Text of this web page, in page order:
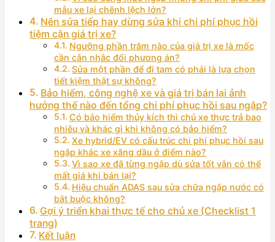
mẫu xe lại chênh lệch lớn?
Nên sửa tiếp hay dừng sửa khi chi phí phục hồi
tiệm cận giá trị xe?
Ngưỡng phần trăm nào của giá trị xe là mốc
cần cân nhắc đổi phương án?
Sửa một phần để đi tạm có phải là lựa chọn
tiết kiệm thật sự không?
Bảo hiểm, công nghệ xe và giá trị bán lại ảnh
hưởng thế nào đến tổng chi phí phục hồi sau ngập?
Có bảo hiểm thủy kích thì chủ xe thực trả bao
nhiêu và khác gì khi không có bảo hiểm?
Xe hybrid/EV có cấu trúc chi phí phục hồi sau
ngập khác xe xăng dầu ở điểm nào?
Vì sao xe đã từng ngập dù sửa tốt vẫn có thể
mất giá khi bán lại?
Hiệu chuẩn ADAS sau sửa chữa ngập nước có
bắt buộc không?
Gợi ý triển khai thực tế cho chủ xe (Checklist 1
trang)
Kết luận